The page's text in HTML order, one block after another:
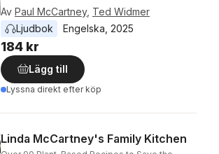
Av Paul McCartney, Ted Widmer
Ljudbok
Engelska 2025
184 kr
Lägg till
Lyssna direkt efter köp
Linda McCartney's Family Kitchen